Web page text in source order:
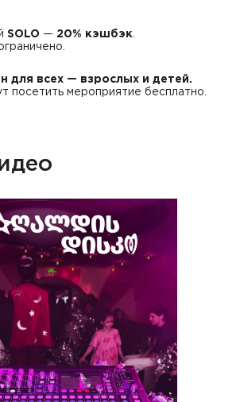
SOLO — 20% кэшбэк
для всех — взрослых и детей.
посетить мероприятие бесплатно.